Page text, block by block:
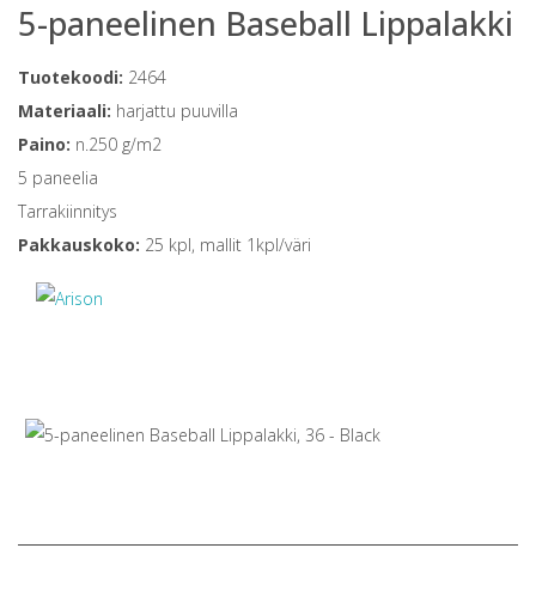
5-paneelinen Baseball Lippalakki
Tuotekoodi: 2464
Materiaali: harjattu puuvilla
Paino: n.250 g/m2
5 paneelia
Tarrakiinnitys
Pakkauskoko: 25 kpl, mallit 1kpl/väri